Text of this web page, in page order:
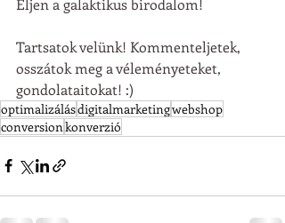
Éljen a galaktikus birodalom!
Tartsatok velünk! Kommenteljetek,
osszátok meg a véleményeteket,
gondolataitokat! :)
optimalizálásdigitalmarketingwebshop
conversionkonverzió